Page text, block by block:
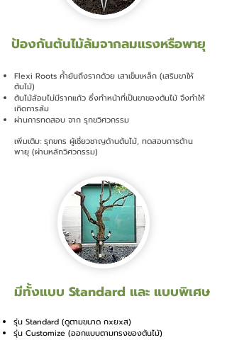
ป้องกันต้นไม้ล้มจากลมแรงหรือพายุ
Flexi Roots ค้ำยันถึงรากด้วย เสาเข็มเหล็ก (เสริมขาให้
ต้นไม้)
ต้นไม้ล้อมไม่มีรากแก้ว ซึ่งทำหน้าที่เป็นขาของต้นไม้ จึงทำให้
เกิดการล้ม
ผ่านการทดสอบ จาก รุกขวิศวกรรม
​เพิ่มเติม: รุกขกร ผู้เชี่ยวชาญด้านต้นไม้, ทดสอบการต้าน
พายุ (ผ่านหลักวิศวกรรม)
มีทั้งแบบ Standard และ แบบพิเศษ
รุ่น Standard (ดูตามขนาด กxยxส)
รุ่น Customize (ออกแบบตามทรงของต้นไม้)